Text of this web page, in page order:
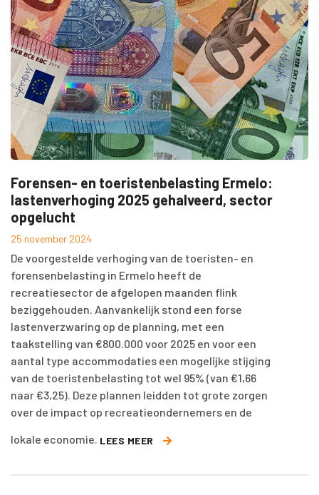
Forensen- en toeristenbelasting Ermelo:
lastenverhoging 2025 gehalveerd, sector
opgelucht
25 november 2024
De voorgestelde verhoging van de toeristen- en
forensenbelasting in Ermelo heeft de
recreatiesector de afgelopen maanden flink
beziggehouden. Aanvankelijk stond een forse
lastenverzwaring op de planning, met een
taakstelling van €800.000 voor 2025 en voor een
aantal type accommodaties een mogelijke stijging
van de toeristenbelasting tot wel 95% (van €1,66
naar €3,25). Deze plannen leidden tot grote zorgen
over de impact op recreatieondernemers en de
lokale economie. LEES MEER